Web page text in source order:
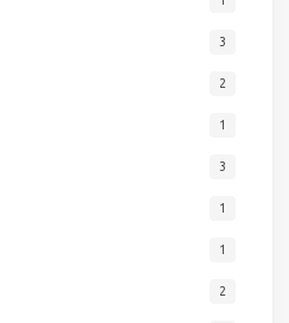
3
2
1
3
1
1
2